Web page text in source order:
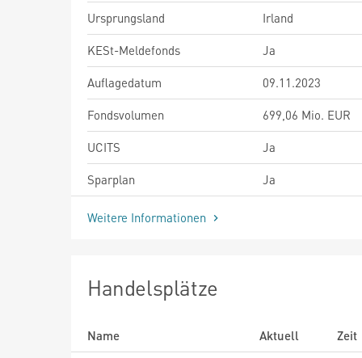
Ursprungsland
Irland
KESt-Meldefonds
Ja
Auflagedatum
09.11.2023
Fondsvolumen
699,06 Mio. EUR
UCITS
Ja
Sparplan
Ja
Weitere Informationen
Handelsplätze
Name Aktuell
Zeit